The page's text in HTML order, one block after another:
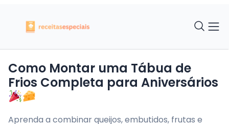
Como Montar uma Tábua de
Frios Completa para Aniversários
Aprenda a combinar queijos, embutidos, frutas e